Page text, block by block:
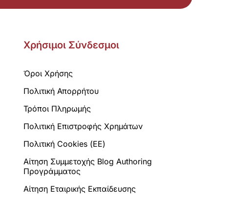
Χρήσιμοι Σύνδεσμοι
Όροι Χρήσης
Πολιτική Απορρήτου
Τρόποι Πληρωμής
Πολιτική Επιστροφής Χρημάτων
Πολιτική Cookies (ΕΕ)
Αίτηση Συμμετοχής Blog Authoring
Προγράμματος
Αίτηση Εταιρικής Εκπαίδευσης